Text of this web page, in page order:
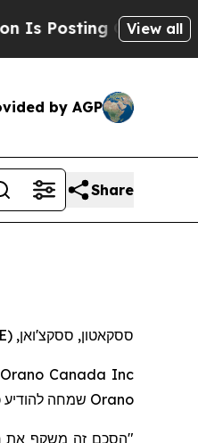
Cryptic Biblical
View all
by AGP
Share
ססקאטון, ססקצ'ואן, June 02, 2026 (GLOBE NEWSWIRE) --
Orano Canada Inc
Orano שמחה להודיע
"הסכם זה משקף את